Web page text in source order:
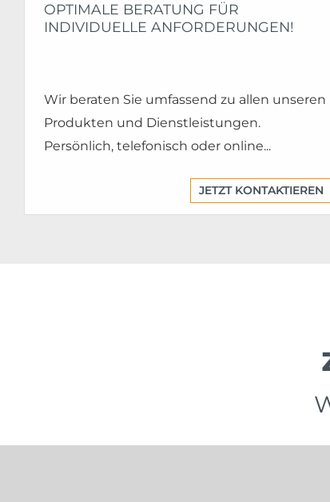
OPTIMALE BERATUNG FÜR
INDIVIDUELLE ANFORDERUNGEN!
Wir beraten Sie umfassend zu allen unseren
Produkten und Dienstleistungen.
Persönlich, telefonisch oder online...
JETZT KONTAKTIEREN